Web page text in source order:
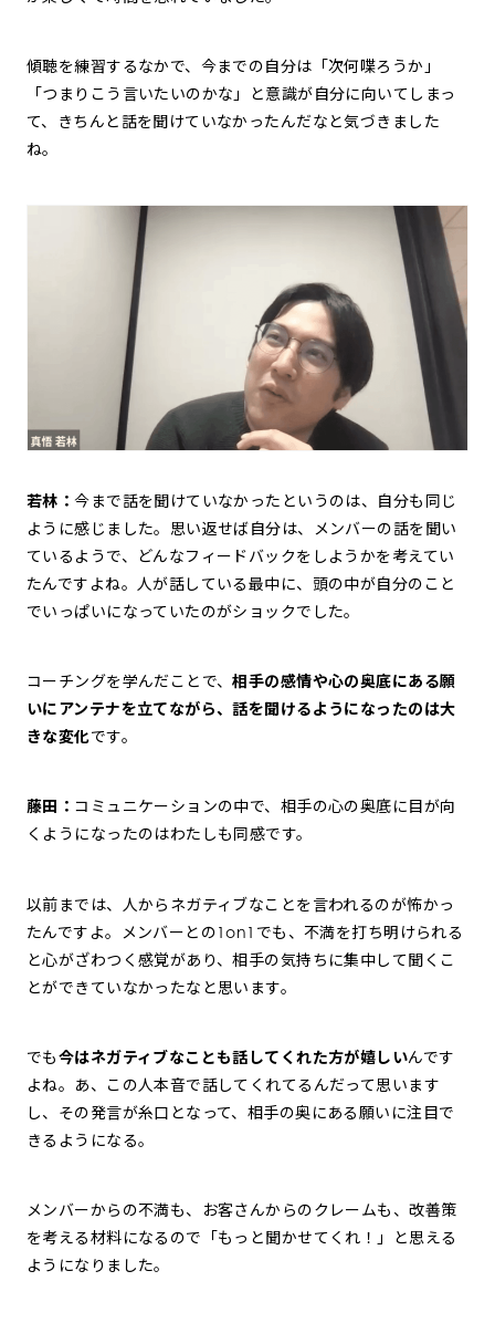
傾聴を練習するなかで、今までの自分は「次何喋ろうか」
「つまりこう言いたいのかな」と意識が自分に向いてしまっ
て、きちんと話を聞けていなかったんだなと気づきました
ね。
若林：今まで話を聞けていなかったというのは、自分も同じ
ように感じました。思い返せば自分は、メンバーの話を聞い
ているようで、どんなフィードバックをしようかを考えてい
たんですよね。人が話している最中に、頭の中が自分のこと
でいっぱいになっていたのがショックでした。
コーチングを学んだことで、相手の感情や心の奥底にある願
いにアンテナを立てながら、話を聞けるようになったのは大
きな変化です。
藤田： コミュニケーションの中で、相手の心の奥底に目が向
くようになったのはわたしも同感です。
以前までは、人からネガティブなことを言われるのが怖かっ
たんですよ。メンバーとの1on1でも、不満を打ち明けられる
と心がざわつく感覚があり、相手の気持ちに集中して聞くこ
とができていなかったなと思います。
でも今はネガティブなことも話してくれた方が嬉しいんです
よね。あ、この人本音で話してくれてるんだって思います
し、その発言が糸口となって、相手の奥にある願いに注目で
きるようになる。
メンバーからの不満も、お客さんからのクレームも、改善策
を考える材料になるので「もっと聞かせてくれ！」と思える
ようになりました。